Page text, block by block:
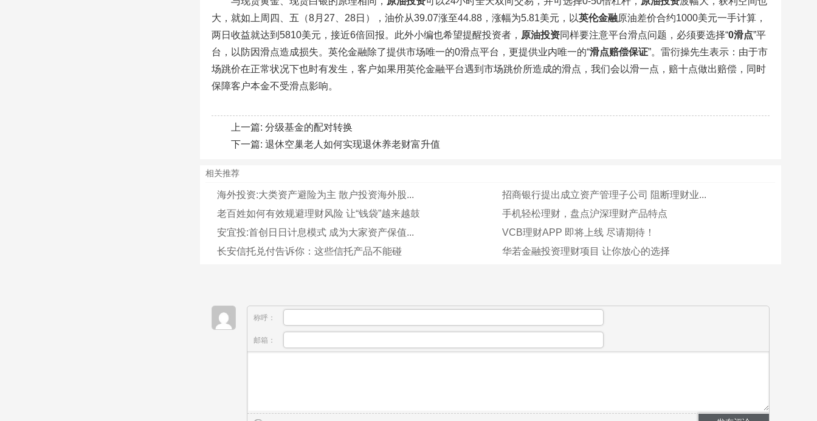
大，就如上周四、五（8月27、28日），油价从39.07涨至44.88，涨幅为5.81美元，以英伦金融原油差价合约1000美元一手计算，
两日收益就达到5810美元，接近6倍回报。此外小编也希望提醒投资者， 原油投资同样要注意平台滑点问题，必须要选择“0滑点”平
台，以防因滑点造成损失。英伦金融除了提供市场唯一的0滑点平台，更提供业内唯一的“滑点赔偿保证”。雷衍操先生表示：由于市
场跳价在正常状况下也时有发生，客户如果用英伦金融平台遇到市场跳价所造成的滑点，我们会以滑一点，赔十点做出赔偿，同时
保障客户本金不受滑点影响。
上一篇: 分级基金的配对转换
下一篇: 退休空巢老人如何实现退休养老财富升值
相关推荐
海外投资:大类资产避险为主 散户投资海外股...
招商银行提出成立资产管理子公司 阻断理财业...
老百姓如何有效规避理财风险 让“钱袋”越来越鼓
手机轻松理财，盘点沪深理财产品特点
安宜投:首创日日计息模式 成为大家资产保值...
VCB理财APP 即将上线 尽请期待！
长安信托兑付告诉你：这些信托产品不能碰
华若金融投资理财项目 让你放心的选择
称呼：
邮箱：